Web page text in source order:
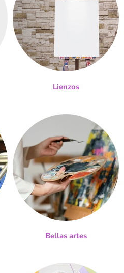
Lienzos
Bellas artes